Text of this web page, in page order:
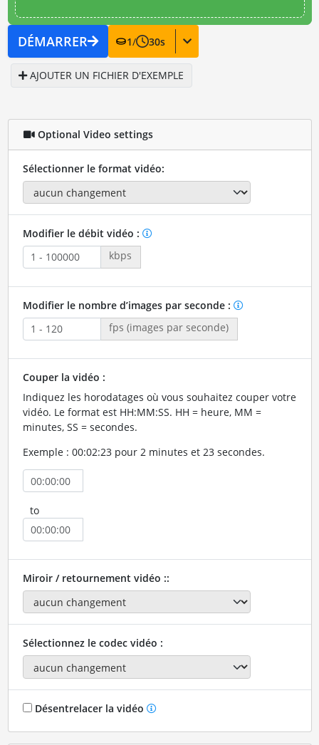
DÉMARRER 1/ 30s
AJOUTER UN FICHIER D'EXEMPLE
Optional Video settings
Sélectionner le format vidéo:
Modifier le débit vidéo :
kbps
Modifier le nombre d’images par seconde :
fps (images par seconde)
Couper la vidéo :
Indiquez les horodatages où vous souhaitez couper votre
vidéo. Le format est HH:MM:SS. HH = heure, MM =
minutes, SS = secondes.
Exemple : 00:02:23 pour 2 minutes et 23 secondes.
to
Miroir / retournement vidéo ::
Sélectionnez le codec vidéo :
Désentrelacer la vidéo